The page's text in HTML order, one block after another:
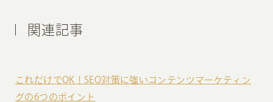
関連記事
これだけでOK！SEO対策に強いコンテンツマーケティン
グの6つのポイント